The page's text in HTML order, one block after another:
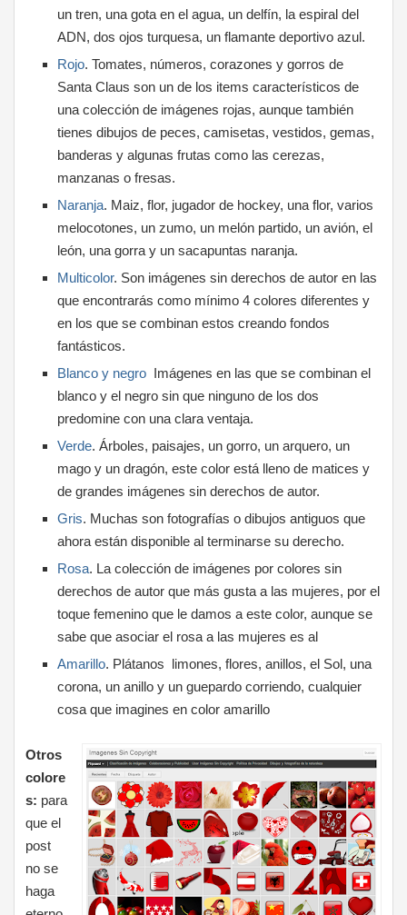
un tren, una gota en el agua, un delfín, la espiral del
ADN, dos ojos turquesa, un flamante deportivo azul.
Rojo. Tomates, números, corazones y gorros de
Santa Claus son un de los items característicos de
una colección de imágenes rojas, aunque también
tienes dibujos de peces, camisetas, vestidos, gemas,
banderas y algunas frutas como las cerezas,
manzanas o fresas.
Naranja. Maiz, flor, jugador de hockey, una flor, varios
melocotones, un zumo, un melón partido, un avión, el
león, una gorra y un sacapuntas naranja.
Multicolor. Son imágenes sin derechos de autor en las
que encontrarás como mínimo 4 colores diferentes y
en los que se combinan estos creando fondos
fantásticos.
Blanco y negro Imágenes en las que se combinan el
blanco y el negro sin que ninguno de los dos
predomine con una clara ventaja.
Verde. Árboles, paisajes, un gorro, un arquero, un
mago y un dragón, este color está lleno de matices y
de grandes imágenes sin derechos de autor.
Gris. Muchas son fotografías o dibujos antiguos que
ahora están disponible al terminarse su derecho.
Rosa. La colección de imágenes por colores sin
derechos de autor que más gusta a las mujeres, por el
toque femenino que le damos a este color, aunque se
sabe que asociar el rosa a las mujeres es al
Amarillo. Plátanos limones, flores, anillos, el Sol, una
corona, un anillo y un guepardo corriendo, cualquier
cosa que imagines en color amarillo
Otros
colore
s: para
que el
post
no se
haga